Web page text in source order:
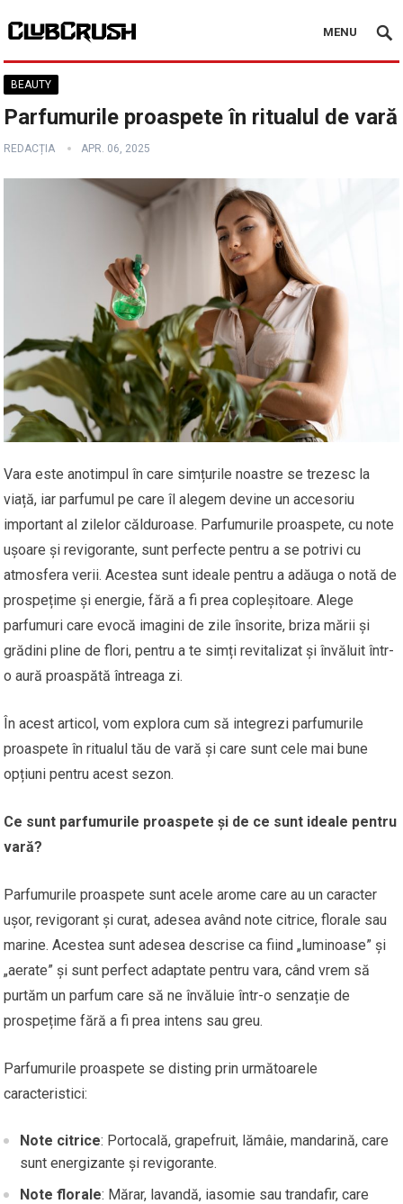
MENU
BEAUTY
Parfumurile proaspete în ritualul de vară
REDACȚIA APR. 06, 2025
Vara este anotimpul în care simțurile noastre se trezesc la
viață, iar parfumul pe care îl alegem devine un accesoriu
important al zilelor călduroase. Parfumurile proaspete, cu note
ușoare și revigorante, sunt perfecte pentru a se potrivi cu
atmosfera verii. Acestea sunt ideale pentru a adăuga o notă de
prospețime și energie, fără a fi prea copleșitoare. Alege
parfumuri care evocă imagini de zile însorite, briza mării și
grădini pline de flori, pentru a te simți revitalizat și învăluit într-
o aură proaspătă întreaga zi.
În acest articol, vom explora cum să integrezi parfumurile
proaspete în ritualul tău de vară și care sunt cele mai bune
opțiuni pentru acest sezon.
Ce sunt parfumurile proaspete și de ce sunt ideale pentru
vară?
Parfumurile proaspete sunt acele arome care au un caracter
ușor, revigorant și curat, adesea având note citrice, florale sau
marine. Acestea sunt adesea descrise ca fiind „luminoase” și
„aerate” și sunt perfect adaptate pentru vara, când vrem să
purtăm un parfum care să ne învăluie într-o senzație de
prospețime fără a fi prea intens sau greu.
Parfumurile proaspete se disting prin următoarele
caracteristici:
Note citrice: Portocală, grapefruit, lămâie, mandarină, care
sunt energizante și revigorante.
Note florale: Mărar, lavandă, iasomie sau trandafir, care